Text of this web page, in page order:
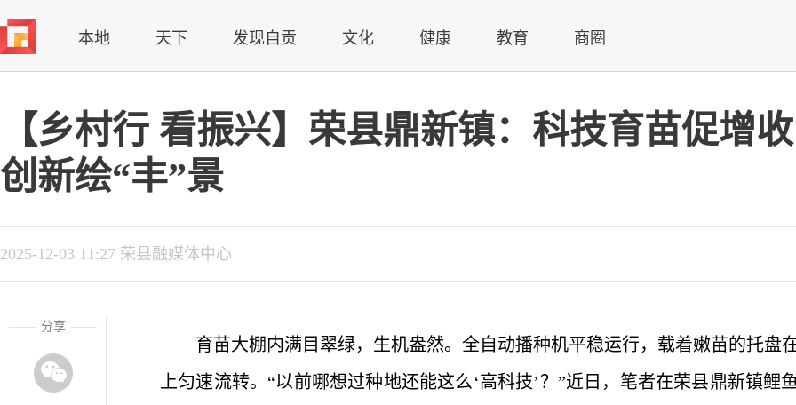
本地 天下 发现自贡 文化 健康 教育 商圈
【乡村行 看振兴】荣县鼎新镇：科技育苗促增
创新绘“丰”景
2025-12-03 11:27 荣县融媒体中心
分享
育苗大棚内满目翠绿，生机盎然。全自动播种机平稳运行，载着嫩苗的托盘
上匀速流转。“以前哪想过种地还能这么‘高科技’？”近日，笔者在荣县鼎新镇鲤